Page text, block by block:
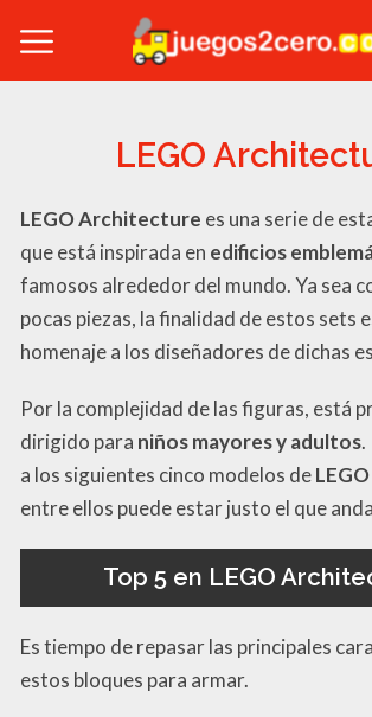
LEGO
LEGO Architecture es una serie de
que está inspirada en edificios
famosos alrededor del mundo. Ya sea
pocas piezas, la finalidad de estos sets
homenaje a los diseñadores de dichas
Por la complejidad de las figuras, está
dirigido para niños mayores y adultos.
a los siguientes cinco modelos de
entre ellos puede estar justo el que
Top 5 en LEGO
Es tiempo de repasar las principales
estos bloques para armar.